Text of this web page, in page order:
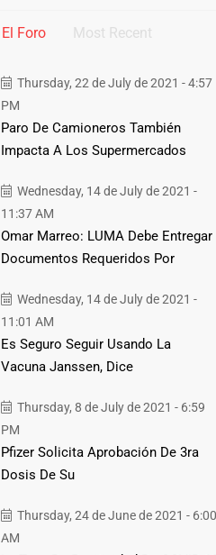
Foro Most Recent
Thursday, 22 de July de 2021 - 4:57
PM
Paro De Camioneros También
Impacta A Los Supermercados
Wednesday, 14 de July de 2021 -
11:37 AM
Omar Marreo: LUMA Debe Entregar
Documentos Requeridos Por
Wednesday, 14 de July de 2021 -
11:01 AM
Es Seguro Seguir Usando La
Vacuna Janssen, Dice
Thursday, 8 de July de 2021 - 6:59
PM
Pfizer Solicita Aprobación De 3ra
Dosis De Su
Thursday, 24 de June de 2021 - 6:00
AM